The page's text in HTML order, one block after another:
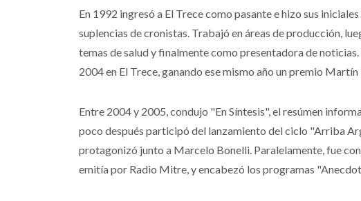
En 1992 ingresó a El Trece como pasante e hizo sus
suplencias de cronistas. Trabajó en áreas de producción,
temas de salud y finalmente como presentadora de
2004 en El Trece, ganando ese mismo año un premio
Entre 2004 y 2005, condujo "En Síntesis", el resúmen
poco después participó del lanzamiento del ciclo "Arriba
protagonizó junto a Marcelo Bonelli. Paralelamente, fue
emitía por Radio Mitre, y encabezó los programas